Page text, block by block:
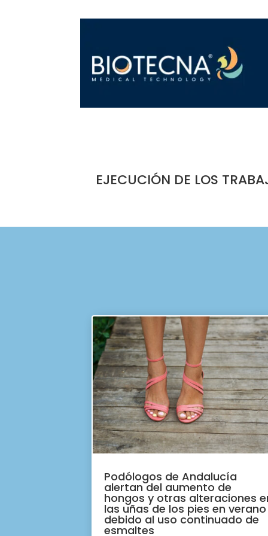
EJECUCIÓN DE LOS
Podólogos de Andalucía
alertan del aumento de
hongos y otras alteraciones
las uñas de los pies en verano
debido al uso continuado de
esmaltes